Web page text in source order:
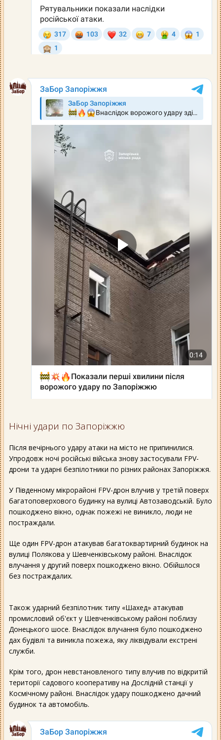
Нічні удари по Запоріжжю
Після вечірнього удару атаки на місто не припинилися.
Упродовж ночі російські війська знову застосували FPV-
дрони та ударні безпілотники по різних районах Запоріжжя.
У Південному мікрорайоні FPV-дрон влучив у третій поверх
багатоповерхового будинку на вулиці Автозаводській. Було
пошкоджено вікно, однак пожежі не виникло, люди не
постраждали.
Ще один FPV-дрон атакував багатоквартирний будинок на
вулиці Полякова у Шевченківському районі. Внаслідок
влучання у другий поверх пошкоджено вікно. Обійшлося
без постраждалих.
Також ударний безпілотник типу «Шахед» атакував
промисловий об'єкт у Шевченківському районі поблизу
Донецького шосе. Внаслідок влучання було пошкоджено
дах будівлі та виникла пожежа, яку ліквідували екстрені
служби.
Крім того, дрон невстановленого типу влучив по відкритій
території садового кооперативу на Дослідній станції у
Космічному районі. Внаслідок удару пошкоджено дачний
будинок та автомобіль.